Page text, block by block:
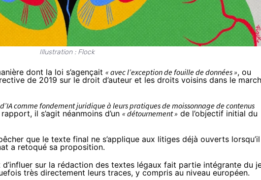
Illustration : Flock
dont la loi s’agençait « avec l’exception de fouille de données », ou
de 2019 sur le droit d’auteur et les droits voisins dans le
comme fondement juridique à leurs pratiques de moissonnage de contenus
rapport, il s’agit néanmoins d’un « détournement » de l’objectif initial du
que le texte final ne s’applique aux litiges déjà ouverts lorsqu’il
a retoqué sa proposition.
sur la rédaction des textes légaux fait partie intégrante du
très directement leurs traces, y compris au niveau européen.